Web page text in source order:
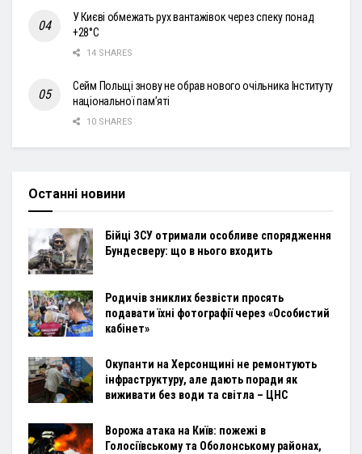
У Києві обмежать рух вантажівок через спеку понад
+28°С
14 SHARES
Сейм Польщі знову не обрав нового очільника Інституту
національної пам’яті
10 SHARES
Останні новини
Бійці ЗСУ отримали особливе спорядження
Бундесверу: що в нього входить
Родичів зниклих безвісти просять
подавати їхні фотографії через «Особистий
кабінет»
Окупанти на Херсонщині не ремонтують
інфраструктуру, але дають поради як
виживати без води та світла – ЦНС
Ворожа атака на Київ: пожежі в
Голосіївському та Оболонському районах,